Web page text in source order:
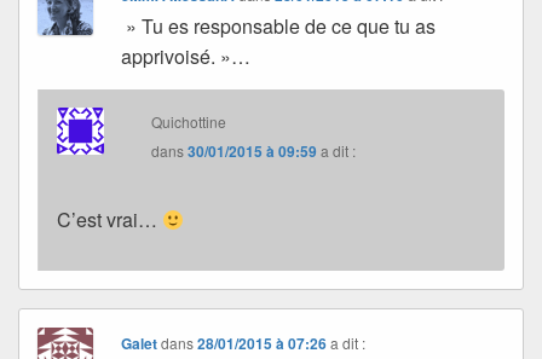
» Tu es responsable de ce que tu as
apprivoisé. »…
Quichottine
dans30/01/2015 à 09:59a dit :
C’est vrai…
Galetdans28/01/2015 à 07:26 a dit :